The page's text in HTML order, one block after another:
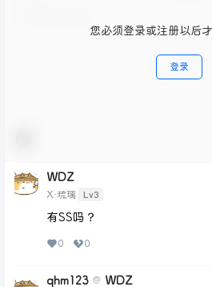
您必须登录或注册以后
登录
WDZ
X·琉璃 Lv3
有SS吗？
0 0
qhm123 @ WDZ